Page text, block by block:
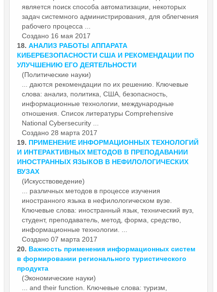
является поиск способа автоматизации, некоторых
задач системного администрирования, для облегчения
рабочего процесса ...
Создано 16 мая 2017
18. АНАЛИЗ РАБОТЫ АППАРАТА
КИБЕРБЕЗОПАСНОСТИ США И РЕКОМЕНДАЦИИ ПО
УЛУЧШЕНИЮ ЕГО ДЕЯТЕЛЬНОСТИ
(Политические науки)
... даются рекомендации по их решению. Ключевые
слова: анализ, политика, США, безопасность,
информационные технологии, международные
отношения. Список литературы Comprehensive
National Cybersecurity ...
Создано 28 марта 2017
19. ПРИМЕНЕНИЕ ИНФОРМАЦИОННЫХ ТЕХНОЛОГИЙ
И ИНТЕРАКТИВНЫХ МЕТОДОВ В ПРЕПОДАВАНИИ
ИНОСТРАННЫХ ЯЗЫКОВ В НЕФИЛОЛОГИЧЕСКИХ
ВУЗАХ
(Искусствоведение)
... различных методов в процессе изучения
иностранного языка в нефилологическом вузе.
Ключевые слова: иностранный язык, технический вуз,
студент, преподаватель, метод, форма, средство,
информационные технологии. ...
Создано 07 марта 2017
20. Важность применения информационных систем
в формировании регионального туристического
продукта
(Экономические науки)
... and their function. Ключевые слова: туризм,